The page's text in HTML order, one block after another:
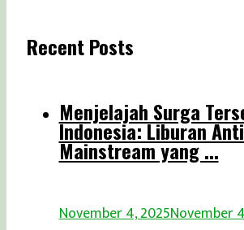
Recent Posts
Menjelajah Surga
Indonesia: Liburan
Mainstream yang ...
November 4, 2025November